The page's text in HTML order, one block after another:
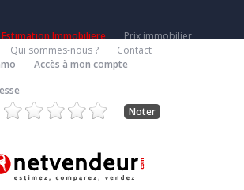
Estimation Immobiliere
Prix immobilier
Qui sommes-nous ?
Contact
Accès à mon compte
Noter